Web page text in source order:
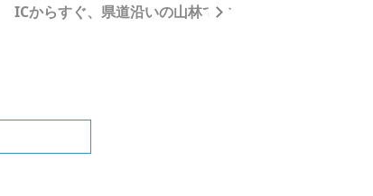
ICからすぐ、県道沿いの山林ですNext